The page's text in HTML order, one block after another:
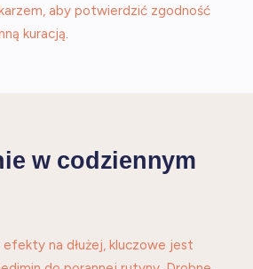
aby potwierdzić zgodność
kuracją.
w codziennym
na dłużej, kluczowe jest